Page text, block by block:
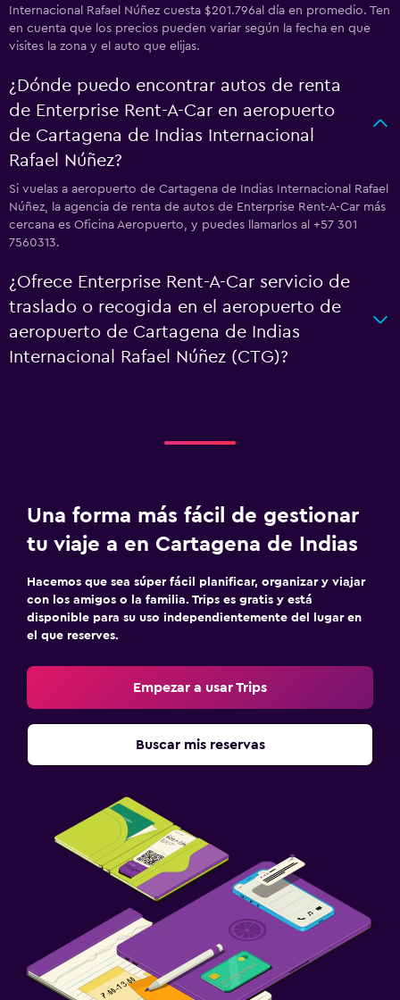
Internacional Rafael Núñez cuesta $201.796al día en promedio. Ten
en cuenta que los precios pueden variar según la fecha en que
visites la zona y el auto que elijas.
¿Dónde puedo encontrar autos de renta
de Enterprise Rent-A-Car en aeropuerto
de Cartagena de Indias Internacional
Rafael Núñez?
Si vuelas a aeropuerto de Cartagena de Indias Internacional Rafael
Núñez, la agencia de renta de autos de Enterprise Rent-A-Car más
cercana es Oficina Aeropuerto, y puedes llamarlos al +57 301
7560313.
¿Ofrece Enterprise Rent-A-Car servicio de
traslado o recogida en el aeropuerto de
aeropuerto de Cartagena de Indias
Internacional Rafael Núñez (CTG)?
Una forma más fácil de gestionar
tu viaje a en Cartagena de Indias
Hacemos que sea súper fácil planificar, organizar y viajar
con los amigos o la familia. Trips es gratis y está
disponible para su uso independientemente del lugar en
el que reserves.
Empezar a usar Trips
Buscar mis reservas